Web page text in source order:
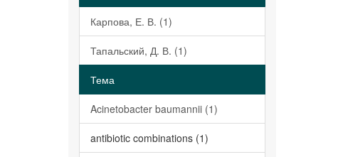
Карпова, Е. В. (1)
Тапальский, Д. В. (1)
Тема
Acinetobacter baumannii (1)
antibiotic combinations (1)